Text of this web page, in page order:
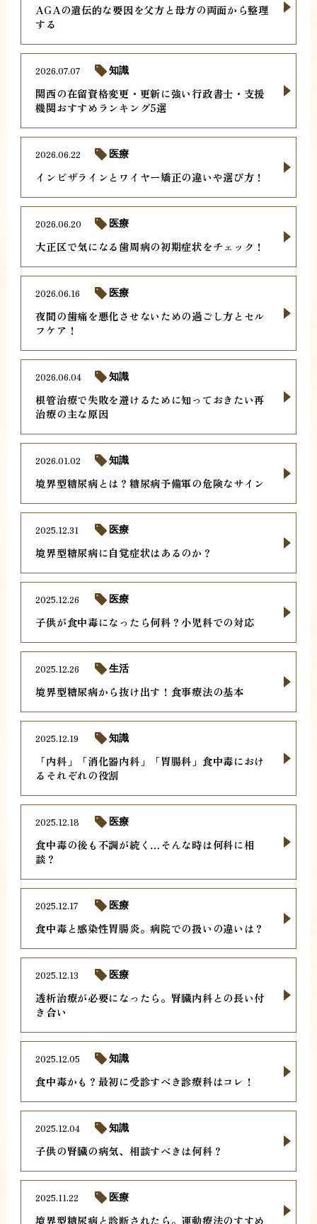
AGAの遺伝的な要因を父方と母方の両面から整理
する
関西の在留資格変更・更新に強い行政書士・支援
機関おすすめランキング5選
2026.07.07 知識
インビザラインとワイヤー矯正の違いや選び方！
2026.06.22 医療
大正区で気になる歯周病の初期症状をチェック！
2026.06.20 医療
夜間の歯痛を悪化させないための過ごし方とセル
フケア！
2026.06.16 医療
根管治療で失敗を避けるために知っておきたい再
治療の主な原因
2026.06.04 知識
境界型糖尿病とは？糖尿病予備軍の危険なサイン
2026.01.02 知識
境界型糖尿病に自覚症状はあるのか？
2025.12.31 医療
子供が食中毒になったら何科？小児科での対応
2025.12.26 医療
境界型糖尿病から抜け出す！食事療法の基本
2025.12.26 生活
「内科」「消化器内科」「胃腸科」食中毒におけ
るそれぞれの役割
2025.12.19 知識
食中毒の後も不調が続く…そんな時は何科に相
談？
2025.12.18 医療
食中毒と感染性胃腸炎。病院での扱いの違いは？
2025.12.17 医療
透析治療が必要になったら。腎臓内科との長い付
き合い
2025.12.13 医療
食中毒かも？最初に受診すべき診療科はコレ！
2025.12.05 知識
子供の腎臓の病気、相談すべきは何科？
2025.12.04 知識
境界型糖尿病と診断されたら。運動療法のすすめ
2025.11.22 医療